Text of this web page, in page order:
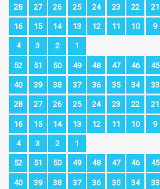
28 27 26 25 24 23 22 21
16 15 14 13 12 11 10 9
4 3 2 1
52 51 50 49 48 47 46 45
40 39 38 37 36 35 34 33
28 27 26 25 24 23 22 21
16 15 14 13 12 11 10 9
4 3 2 1
52 51 50 49 48 47 46 45
40 39 38 37 36 35 34 33